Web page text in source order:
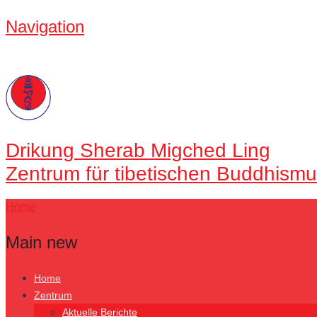
Navigation
Drikung Sherab Migched Ling
Zentrum für tibetischen
Home
Main new
Home
Zentrum
Aktuelle Berichte